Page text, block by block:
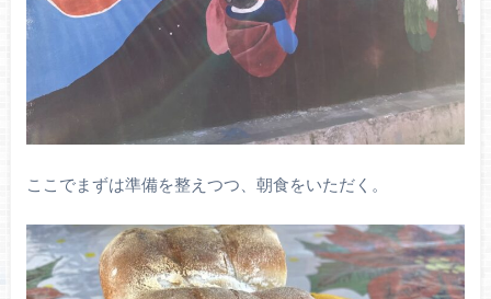
ここでまずは準備を整えつつ、朝食をいただく。